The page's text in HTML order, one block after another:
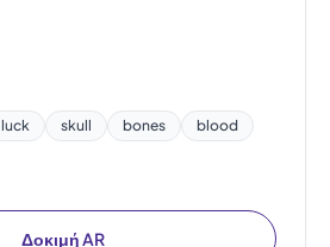
luck skull bones
blood
Δοκιμή AR